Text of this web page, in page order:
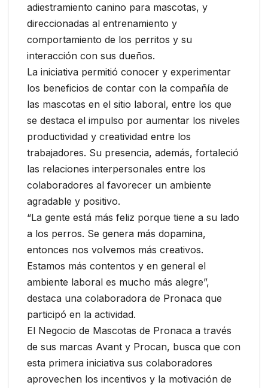
adiestramiento canino para mascotas, y
direccionadas al entrenamiento y
comportamiento de los perritos y su
interacción con sus dueños.
La iniciativa permitió conocer y experimentar
los beneficios de contar con la compañía de
las mascotas en el sitio laboral, entre los que
se destaca el impulso por aumentar los niveles
productividad y creatividad entre los
trabajadores. Su presencia, además, fortaleció
las relaciones interpersonales entre los
colaboradores al favorecer un ambiente
agradable y positivo.
“La gente está más feliz porque tiene a su lado
a los perros. Se genera más dopamina,
entonces nos volvemos más creativos.
Estamos más contentos y en general el
ambiente laboral es mucho más alegre”,
destaca una colaboradora de Pronaca que
participó en la actividad.
El Negocio de Mascotas de Pronaca a través
de sus marcas Avant y Procan, busca que con
esta primera iniciativa sus colaboradores
aprovechen los incentivos y la motivación de